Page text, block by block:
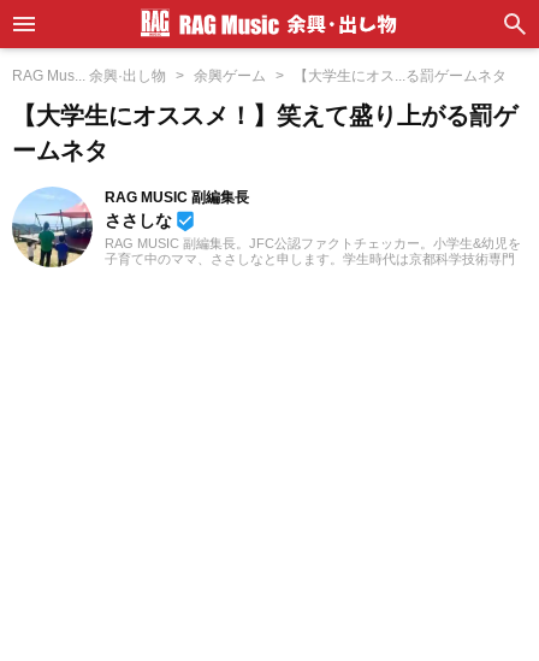
RAG Mus... 余興·出し物 余興ゲーム 【大学生にオス...る罰ゲームネタ
【大学生にオススメ！】笑えて盛り上がる罰ゲ
ームネタ
RAG MUSIC 副編集長
ささしな beenhere
RAG MUSIC 副編集長。JFC公認ファクトチェッカー。小学生&幼児を
子育て中のママ、ささしなと申します。学生時代は京都科学技術専門